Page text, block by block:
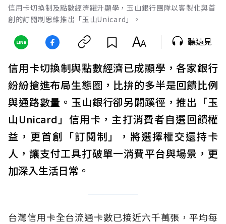
信用卡切換制及點數經濟躍升顯學，玉山銀行團隊以客製化與首
創的訂閱制思維推出「玉山Unicard」。
聽遠見
信用卡切換制與點數經濟已成顯學，各家銀行
紛紛搶進布局生態圈，比拚的多半是回饋比例
與通路數量。玉山銀行卻另闢蹊徑，推出「玉
山Unicard」信用卡，主打消費者自選回饋權
益，更首創「訂閱制」，將選擇權交還持卡
人，讓支付工具打破單一消費平台與場景，更
加深入生活日常。
台灣信用卡全台流通卡數已接近六千萬張，平均每